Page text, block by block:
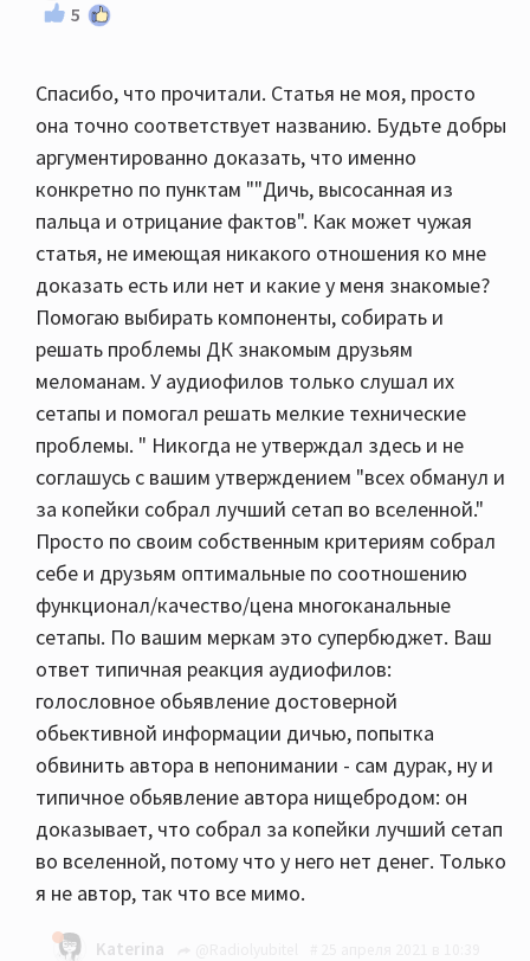
5
Спасибо, что прочитали. Статья не моя, просто
она точно соответствует названию. Будьте добры
аргументированно доказать, что именно
конкретно по пунктам ""Дичь, высосанная из
пальца и отрицание фактов". Как может чужая
статья, не имеющая никакого отношения ко мне
доказать есть или нет и какие у меня знакомые?
Помогаю выбирать компоненты, собирать и
решать проблемы ДК знакомым друзьям
меломанам. У аудиофилов только слушал их
сетапы и помогал решать мелкие технические
проблемы. " Никогда не утверждал здесь и не
соглашусь с вашим утверждением "всех обманул и
за копейки собрал лучший сетап во вселенной."
Просто по своим собственным критериям собрал
себе и друзьям оптимальные по соотношению
функционал/качество/цена многоканальные
сетапы. По вашим меркам это супербюджет. Ваш
ответ типичная реакция аудиофилов:
голословное обьявление достоверной
обьективной информации дичью, попытка
обвинить автора в непонимании - сам дурак, ну и
типичное обьявление автора нищебродом: он
доказывает, что собрал за копейки лучший сетап
во вселенной, потому что у него нет денег. Только
я не автор, так что все мимо.
Katerina